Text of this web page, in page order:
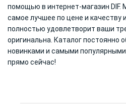
помощью в интернет-магазин
самое лучшее по цене и качеству
полностью удовлетворит ваши
оригинальна. Каталог постоянно
новинками и самыми
прямо сейчас!